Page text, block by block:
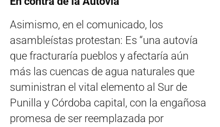
Asimismo, en el comunicado, los
asambleístas protestan: Es “una autovía
que fracturaría pueblos y afectaría aún
más las cuencas de agua naturales que
suministran el vital elemento al Sur de
Punilla y Córdoba capital, con la engañosa
promesa de ser reemplazada por